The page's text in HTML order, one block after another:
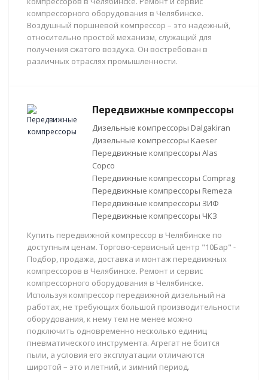
компрессорного оборудования в Челябинске.
Воздушный поршневой компрессор – это надежный,
относительно простой механизм, служащий для
получения сжатого воздуха. Он востребован в
различных отраслях промышленности.
Передвижные компрессоры
Дизельные компрессоры Dalgakiran
Дизельные компрессоры Kaeser
Передвижные компрессоры Alas
Copco
Передвижные компрессоры Comprag
Передвижные компрессоры Remeza
Передвижные компрессоры ЗИФ
Передвижные компрессоры ЧКЗ
Купить передвижной компрессор в Челябинске по
доступным ценам. Торгово-сервисный центр "10Бар" -
Подбор, продажа, доставка и монтаж передвижных
компрессоров в Челябинске. Ремонт и сервис
компрессорного оборудования в Челябинске.
Используя компрессор передвижной дизельный на
работах, не требующих большой производительности
оборудования, к нему тем не менее можно
подключить одновременно несколько единиц
пневматического инструмента. Агрегат не боится
пыли, а условия его эксплуатации отличаются
широтой – это и летний, и зимний период.